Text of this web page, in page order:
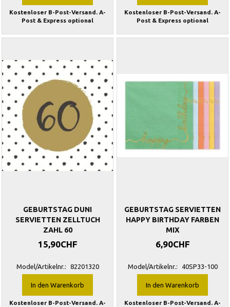
Kostenloser B-Post-Versand. A-
Post & Express optional
Kostenloser B-Post-Versand. A-
Post & Express optional
GEBURTSTAG DUNI
SERVIETTEN ZELLTUCH
ZAHL 60
15,90CHF
Model/Artikelnr.: 82201320
In den Warenkorb
Kostenloser B-Post-Versand. A-
GEBURTSTAG SERVIETTEN
HAPPY BIRTHDAY FARBEN
MIX
6,90CHF
Model/Artikelnr.: 40SP33-100
In den Warenkorb
Kostenloser B-Post-Versand. A-